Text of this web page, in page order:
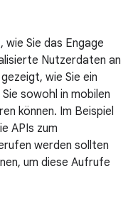
wie Sie das Engage
Nutzerdaten an
wie Sie ein
sowohl in mobilen
können. Im Beispiel
APIs zum
werden sollten
um diese Aufrufe